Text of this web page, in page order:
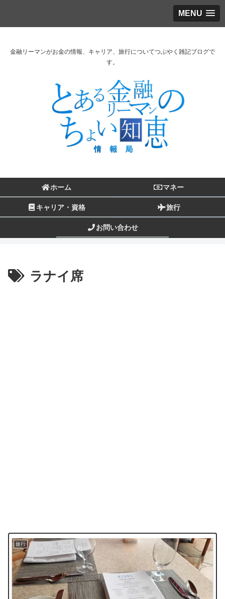
MENU
金融リーマンがお金の情報、キャリア、旅行についてつぶやく雑記ブログで
す。
ホーム マネー
キャリア・資格 旅行
お問い合わせ
ラナイ席
旅行